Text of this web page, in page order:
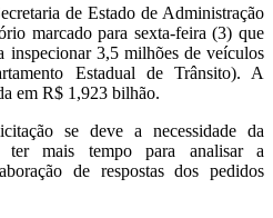
de Estado de Administração
marcado para sexta-feira (3) que
inspecionar 3,5 milhões de veículos
Estadual de Trânsito). A
em R$ 1,923 bilhão.
se deve a necessidade da
ter mais tempo para analisar a
de respostas dos pedidos